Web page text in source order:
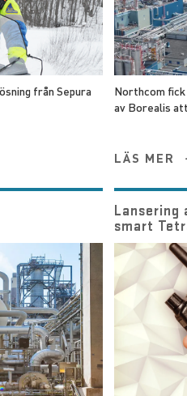
från Sepura
Northcom fick
av Borealis
LÄS MER
Lansering
smart